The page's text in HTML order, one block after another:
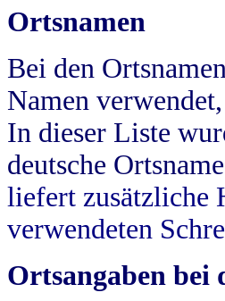
Ortsnamen
Bei den
Namen
In dieser Liste
deutsche
liefert zusätzliche
verwendeten
Ortsangaben bei